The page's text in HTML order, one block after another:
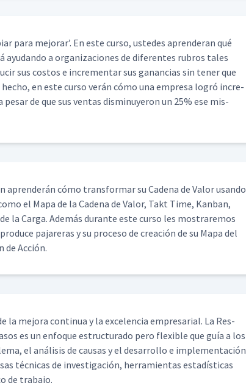
para mejo­rar’. En este cur­so, ust­edes apren­der­an qué
a orga­ni­za­ciones de difer­entes rubros tales
sus cos­tos e incre­men­tar sus ganan­cias sin ten­er que
en este cur­so verán cómo una empre­sa logró incre­
de que sus ven­tas dis­min­uyeron un 25% ese mis­
apren­derán cómo trans­for­mar su Cade­na de Val­or usan­do
el Mapa de la Cade­na de Val­or, Takt Time, Kan­ban,
la Car­ga. Además durante este cur­so les mostraremos
pajar­eras y su pro­ce­so de creación de su Mapa del
de Acción.
la mejo­ra con­tin­ua y la exce­len­cia empre­sar­i­al. La Res­
es un enfoque estruc­tura­do pero flex­i­ble que guía a los
el análi­sis de causas y el desar­rol­lo e imple­mentación
téc­ni­cas de inves­ti­gación, her­ramien­tas estadís­ti­cas
de trabajo.